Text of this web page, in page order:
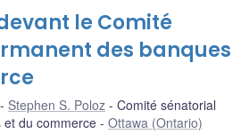
le Comité
des banques
Stephen S. Poloz
Comité sénatorial
du commerce
Ottawa (Ontario)